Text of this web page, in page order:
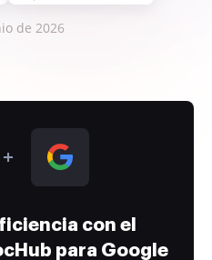
de 2026
con el
para Google